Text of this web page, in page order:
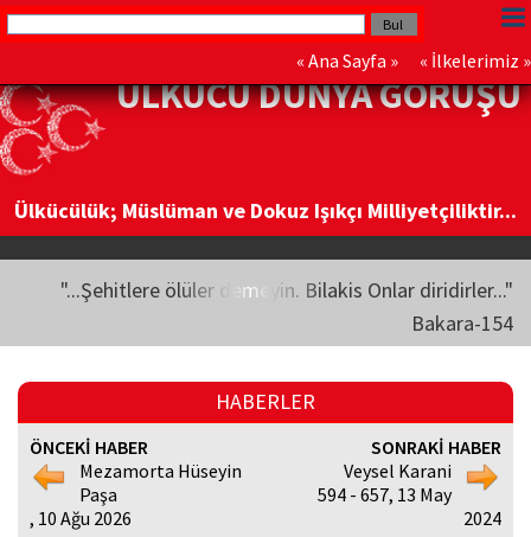
« Ana Sayfa » « İlkelerimiz »
ÜLKÜCÜ DÜNYA GÖRÜŞÜ
Ülkücülük; Müslüman ve Dokuz Işıkçı Milliyetçiliktir...
"...Şehitlere ölüler demeyin. Bilakis Onlar diridirler..."
Bakara-154
HABERLER
ÖNCEKİ HABER
Mezamorta Hüseyin
Paşa
, 10 Ağu 2026
SONRAKİ HABER
Veysel Karani
594 - 657, 13 May
2024